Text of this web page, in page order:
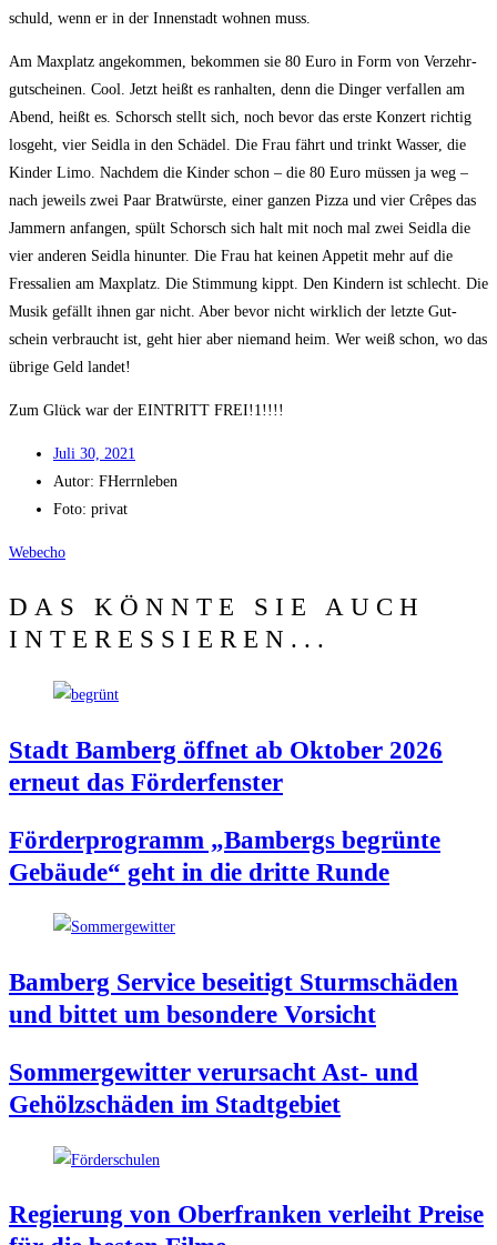
schuld, wenn er in der Innen­stadt woh­nen muss.
Am Max­platz ange­kom­men, bekom­men sie 80 Euro in Form von Ver­zehr­
gut­schei­nen. Cool. Jetzt heißt es ran­hal­ten, denn die Din­ger ver­fal­len am
Abend, heißt es. Schorsch stellt sich, noch bevor das ers­te Kon­zert rich­tig
los­geht, vier Seid­la in den Schä­del. Die Frau fährt und trinkt Was­ser, die
Kin­der Limo. Nach­dem die Kin­der schon – die 80 Euro müs­sen ja weg –
nach jeweils zwei Paar Brat­würs­te, einer gan­zen Piz­za und vier Crê­pes das
Jam­mern anfan­gen, spült Schorsch sich halt mit noch mal zwei Seid­la die
vier ande­ren Seid­la hin­un­ter. Die Frau hat kei­nen Appe­tit mehr auf die
Fres­sa­li­en am Max­platz. Die Stim­mung kippt. Den Kin­dern ist schlecht. Die
Musik gefällt ihnen gar nicht. Aber bevor nicht wirk­lich der letz­te Gut­
schein ver­braucht ist, geht hier aber nie­mand heim. Wer weiß schon, wo das
übri­ge Geld landet!
Zum Glück war der EINTRITT FREI!1!!!!
Juli 30, 2021
Autor: FHerrnleben
Foto: privat
Web­echo
DAS KÖNNTE SIE AUCH
INTERESSIEREN...
Stadt Bam­berg öff­net ab Okto­ber 2026
erneut das Förderfenster
För­der­pro­gramm „Bam­bergs begrün­te
Gebäu­de“ geht in die drit­te Runde
Bam­berg Ser­vice besei­tigt Sturm­schä­den
und bit­tet um beson­de­re Vorsicht
Som­mer­ge­wit­ter ver­ur­sacht Ast- und
Gehölz­schä­den im Stadtgebiet
Regie­rung von Ober­fran­ken ver­leiht Prei­se